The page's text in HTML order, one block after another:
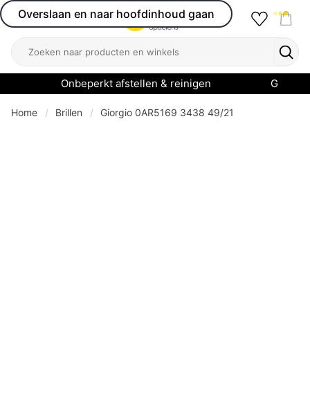
Overslaan en naar hoofdinhoud gaan
Open menu
Zoeken
Onbeperkt afstellen & reinigen
Home Brillen Giorgio 0AR5169 3438 49/21